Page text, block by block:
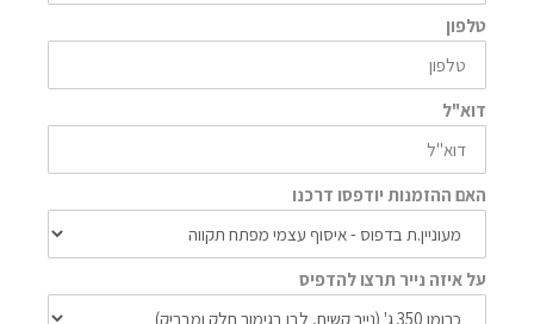
טלפון
דוא"ל
האם ההזמנות יודפסו דרכנו
על איזה נייר תרצו להדפיס